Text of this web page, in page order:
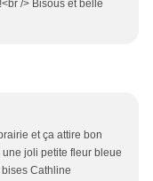
/> Bisous et belle
et ça attire bon
joli petite fleur bleue
Cathline